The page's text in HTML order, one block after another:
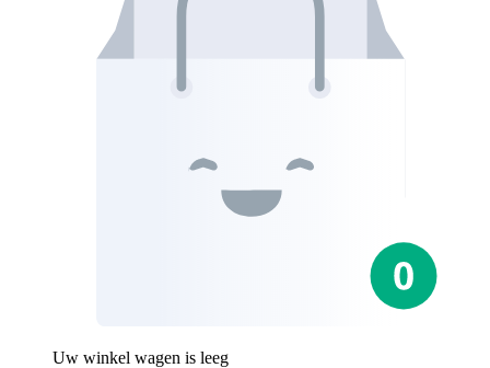
Uw winkel wagen is leeg